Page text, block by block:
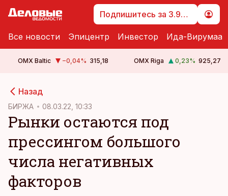
Подпишитесь за 3.99 €
Все новости Эпицентр Инвестор Ида-Вирумаа
OMX Baltic −0,04% 315,18 OMX Riga 0,23% 925,27
Назад
БИРЖА 08.03.22, 10:33
Рынки остаются под
прессингом большого
числа негативных
факторов